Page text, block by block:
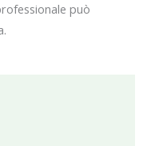
può